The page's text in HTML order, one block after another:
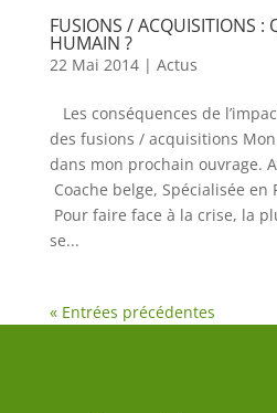
FUSIONS / ACQUISITIONS :
HUMAIN ?
22 Mai 2014| Actus
Les conséquences de
des fusions / acquisitions
dans mon prochain ouvrage.
Coache belge, Spécialisée en
Pour faire face à la crise, la
se...
« Entrées précédentes